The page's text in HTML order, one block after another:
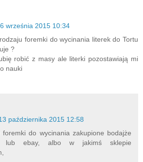
września 2015 10:34
foremki do wycinania literek do Tortu
?
robić z masy ale literki pozostawiają mi
nauki
października 2015 12:58
foremki do wycinania zakupione bodajże
lub ebay, albo w jakimś sklepie